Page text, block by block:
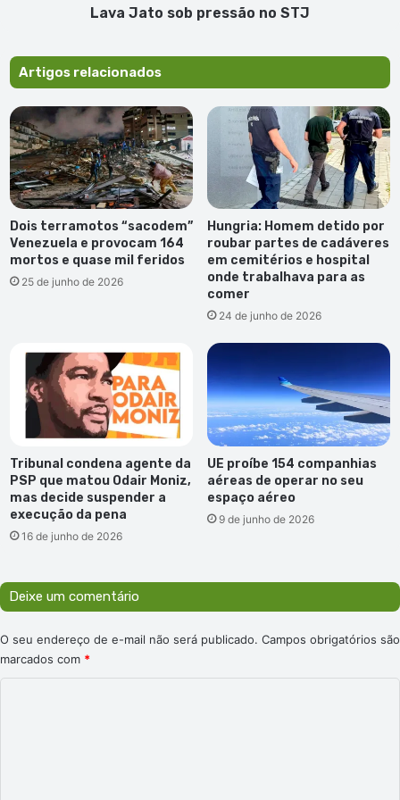
Lava Jato sob pressão no STJ
Artigos relacionados
Dois terramotos “sacodem”
Venezuela e provocam 164
mortos e quase mil feridos
25 de junho de 2026
Hungria: Homem detido por
roubar partes de cadáveres
em cemitérios e hospital
onde trabalhava para as
comer
24 de junho de 2026
Tribunal condena agente da
PSP que matou Odair Moniz,
mas decide suspender a
execução da pena
16 de junho de 2026
UE proíbe 154 companhias
aéreas de operar no seu
espaço aéreo
9 de junho de 2026
Deixe um comentário
O seu endereço de e-mail não será publicado. Campos obrigatórios são
marcados com *